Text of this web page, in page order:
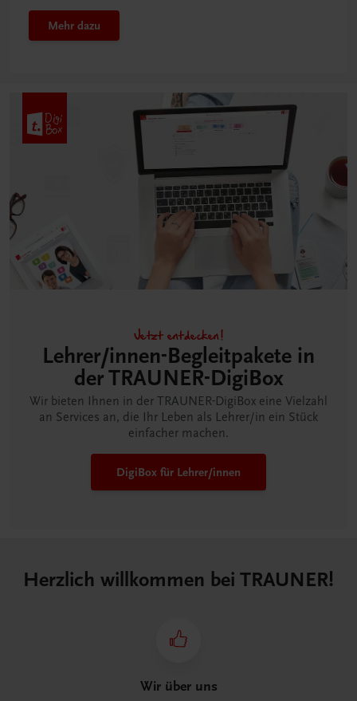
Mehr dazu
Jetzt entdecken!
Lehrer/innen-Begleitpakete in
der TRAUNER-DigiBox
Wir bieten Ihnen in der TRAUNER-DigiBox eine Vielzahl
an Services an, die Ihr Leben als Lehrer/in ein Stück
einfacher machen.
DigiBox für Lehrer/innen
Herzlich willkommen bei TRAUNER!
Wir über uns